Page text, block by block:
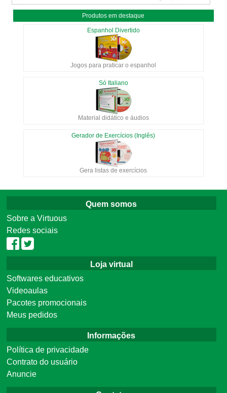
Produtos em destaque
Espanhol Divertido
Jogos para praticar o espanhol
Só Italiano
Material didático e áudios
Gerador de Exercícios (Inglês)
Gera listas de exercícios
Quem somos
Sobre a Virtuous
Redes sociais
Loja virtual
Softwares educativos
Videoaulas
Pacotes promocionais
Meus pedidos
Informações
Política de privacidade
Contrato do usuário
Anuncie